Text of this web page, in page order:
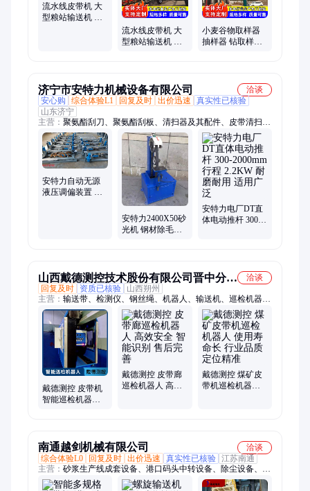
流水线皮带机 大
型粮站输送机 智
流水线皮带机 大
型粮站输送机 智
小麦谷物取样器
抽样器 钻取样品
济宁市安特力机械设备有限公司
洽谈
安心购
综合体验L1 回复及时 出价迅速
真实性已核验
山东济宁
主营： 聚氨酯刮刀、聚氨酯刮板、清扫器及其配件、皮带清扫
器、皮带调偏器、皮带阻燃缓冲床、衬板、闸门、PU挡板、电
动工具、推杆、聚氨酯犁头、电动液压推杆、电液动卸料器
安特力自动无源
液压调偏装置 工
安特力2400X50砂
光机 钢材除毛刺
安特力电厂DT直
体电动推杆 300-
山西戴德测控技术股份有限公司晋中分公
司
洽谈
回复及时
资质已核验
山西朔州
主营： 输送带、检测仪、钢丝绳、机器人、输送机、巡检机器、
生产设备、输送装置、传送装置、输送设备、保护装置、检测装
置、巡检系统、器人巡线、无损检测、巡检仪设备、设备巡检
器、无损探伤系统、红外激光检测、红外激光监测、磁性探伤装
置、巡检智能系统、纵撕识别装置、巡检控制系统、无损监测系
戴德测控 皮带机
智能巡检机器人
戴德测控 皮带廊
巡检机器人 高效
戴德测控 煤矿皮
带机巡检机器人
南通越剑机械有限公司
洽谈
综合体验L0
回复及时 出价迅速 真实性已核验 江苏南通
主营： 砂浆生产线成套设备、港口码头中转设备、除尘设备、环
保机械设备、提升&输送设备、干混砂浆生产线